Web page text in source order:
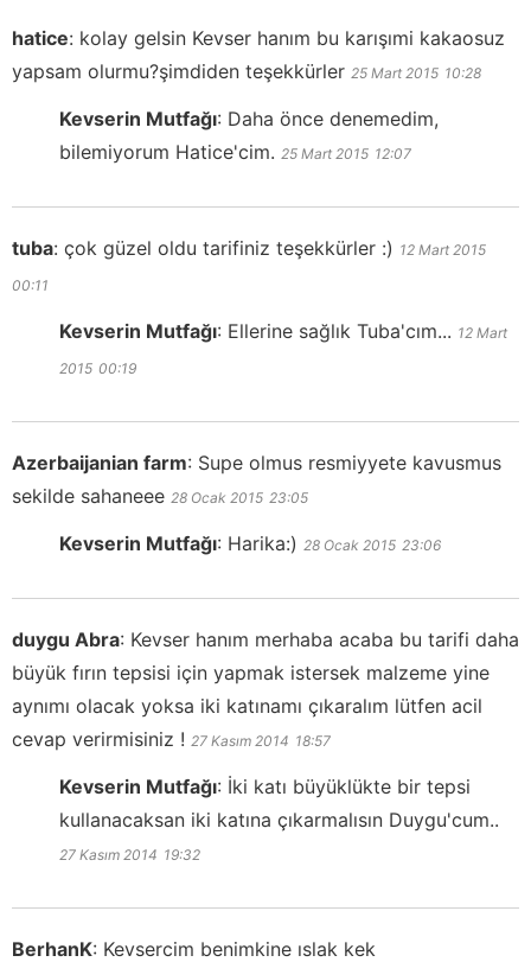
hatice: kolay gelsin Kevser hanım bu karışımi kakaosuz
yapsam olurmu?şimdiden teşekkürler 25 Mart 2015 10:28
Kevserin Mutfağı: Daha önce denemedim,
bilemiyorum Hatice'cim. 25 Mart 2015 12:07
tuba: çok güzel oldu tarifiniz teşekkürler :) 12 Mart 2015
00:11
Kevserin Mutfağı: Ellerine sağlık Tuba'cım... 12 Mart
2015 00:19
Azerbaijanian farm: Supe olmus resmiyyete kavusmus
sekilde sahaneee 28 Ocak 2015 23:05
Kevserin Mutfağı: Harika:) 28 Ocak 2015 23:06
duygu Abra: Kevser hanım merhaba acaba bu tarifi daha
büyük fırın tepsisi için yapmak istersek malzeme yine
aynımı olacak yoksa iki katınamı çıkaralım lütfen acil
cevap verirmisiniz ! 27 Kasım 2014 18:57
Kevserin Mutfağı: İki katı büyüklükte bir tepsi
kullanacaksan iki katına çıkarmalısın Duygu'cum..
27 Kasım 2014 19:32
BerhanK: Kevsercim benimkine ıslak kek